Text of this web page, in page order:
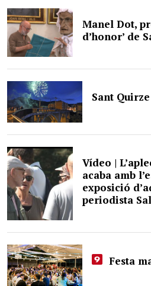
Manel Dot,
d’honor’ de
Sant
Vídeo |
acaba amb
exposició
periodista
Festa